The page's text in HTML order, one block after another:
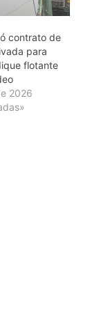
contrato de
para
flotante
2026